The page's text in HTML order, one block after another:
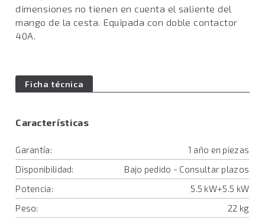
dimensiones no tienen en cuenta el saliente del
mango de la cesta. Equipada con doble contactor
40A.
Ficha técnica
Características
Garantía:
1 año en piezas
Disponibilidad:
Bajo pedido - Consultar plazos
Potencia:
5.5 kW+5.5 kW
Peso:
22 kg